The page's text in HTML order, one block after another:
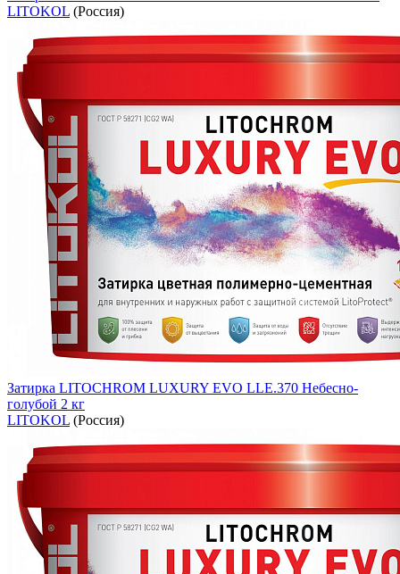
LITOKOL (Россия)
Затирка LITOCHROM LUXURY EVO LLE.370 Небесно-
голубой 2 кг
LITOKOL (Россия)